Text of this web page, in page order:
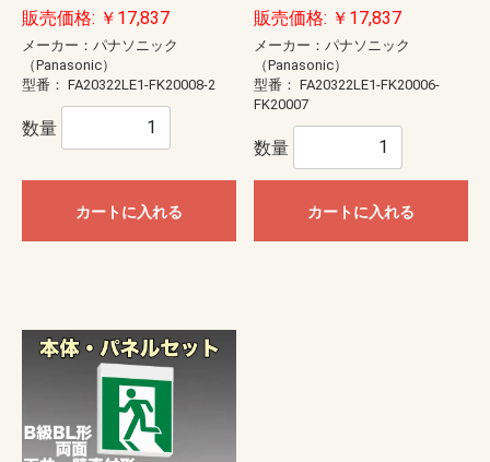
販売価格: ￥17,837
メーカー：パナソニック
（Panasonic）
型番： FA20322LE1-FK20008-2
数量
カートに入れる
販売価格: ￥17,837
メーカー：パナソニック
（Panasonic）
型番： FA20322LE1-FK20006-
FK20007
数量
カートに入れる